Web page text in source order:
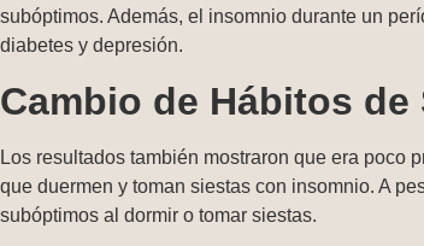
subóptimos. Además, el insomnio durante un
diabetes y depresión.
Cambio de Hábitos de
Los resultados también mostraron que era poco
que duermen y toman siestas con insomnio. A
subóptimos al dormir o tomar siestas.